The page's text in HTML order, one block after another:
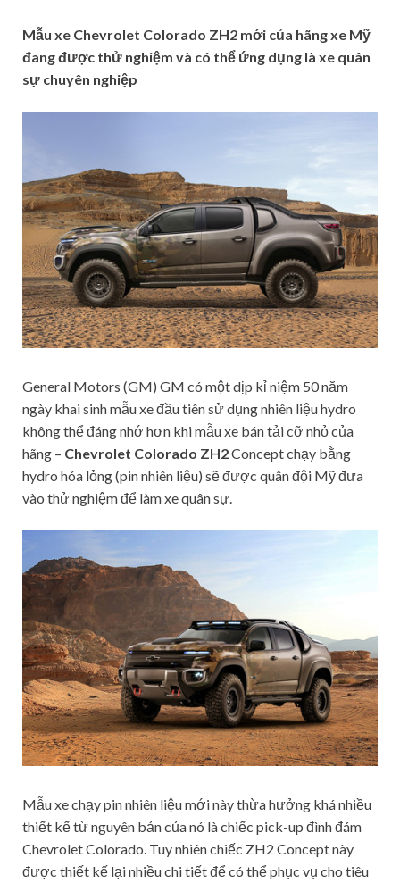
Mẫu xe Chevrolet Colorado ZH2 mới của hãng xe Mỹ
đang được thử nghiệm và có thể ứng dụng là xe quân
sự chuyên nghiệp
General Motors (GM) GM có một dịp kỉ niệm 50 năm
ngày khai sinh mẫu xe đầu tiên sử dụng nhiên liệu hydro
không thể đáng nhớ hơn khi mẫu xe bán tải cỡ nhỏ của
hãng – Chevrolet Colorado ZH2Concept chạy bằng
hydro hóa lỏng (pin nhiên liệu) sẽ được quân đội Mỹ đưa
vào thử nghiệm để làm xe quân sự.
Mẫu xe chạy pin nhiên liệu mới này thừa hưởng khá nhiều
thiết kế từ nguyên bản của nó là chiếc pick-up đình đám
Chevrolet Colorado. Tuy nhiên chiếc ZH2 Concept này
được thiết kế lại nhiều chi tiết để có thể phục vụ cho tiêu